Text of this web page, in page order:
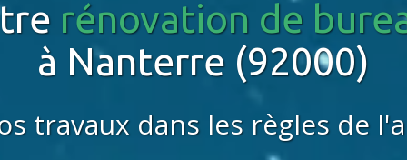
rénovation de
à Nanterre (92000)
travaux dans les règles de